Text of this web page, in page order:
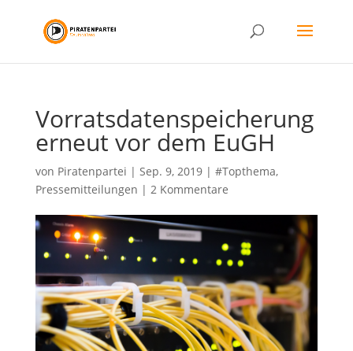
Vorratsdatenspeicherung
erneut vor dem EuGH
von Piratenpartei | Sep. 9, 2019| #Topthema,
Pressemitteilungen | 2 Kommentare